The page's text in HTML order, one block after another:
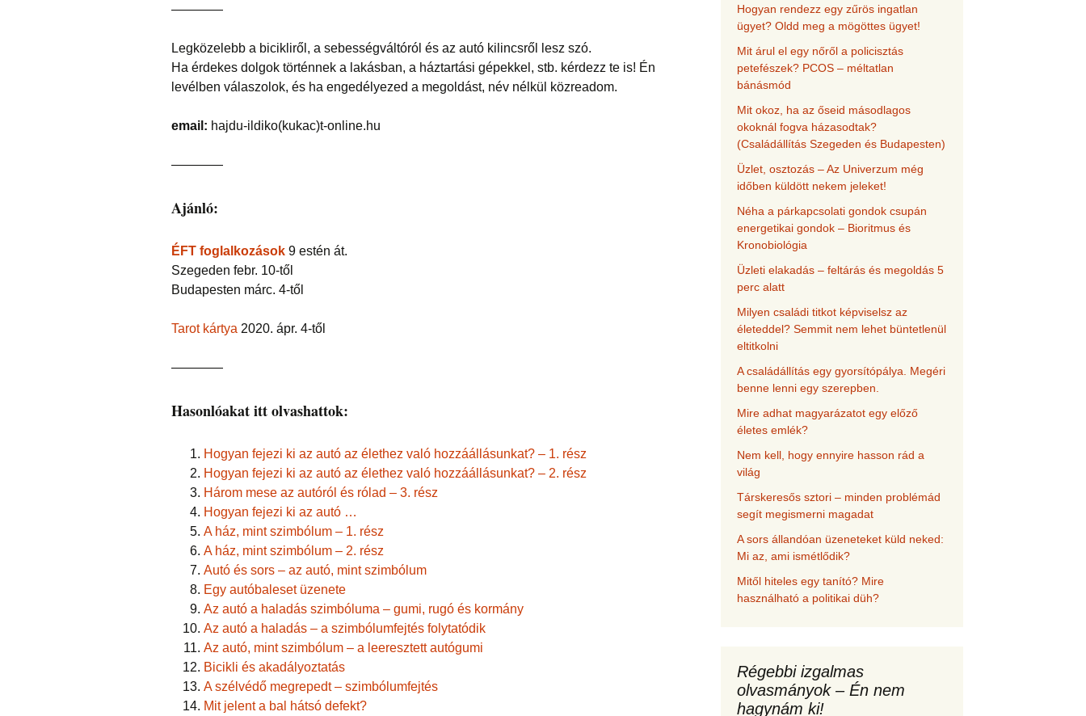
————
Legközelebb a bicikliről, a sebességváltóról és az autó kilincsről lesz szó.
Ha érdekes dolgok történnek a lakásban, a háztartási gépekkel, stb. kérdezz te is! Én
levélben válaszolok, és ha engedélyezed a megoldást, név nélkül közreadom.
email: hajdu-ildiko(kukac)t-online.hu
————
Ajánló:
ÉFT foglalkozások 9 estén át.
Szegeden febr. 10-től
Budapesten márc. 4-től
Tarot kártya 2020. ápr. 4-től
————
Hasonlóakat itt olvashattok:
Hogyan fejezi ki az autó az élethez való hozzáállásunkat? – 1. rész
Hogyan fejezi ki az autó az élethez való hozzáállásunkat? – 2. rész
Három mese az autóról és rólad – 3. rész
Hogyan fejezi ki az autó …
A ház, mint szimbólum – 1. rész
A ház, mint szimbólum – 2. rész
Autó és sors – az autó, mint szimbólum
Egy autóbaleset üzenete
Az autó a haladás szimbóluma – gumi, rugó és kormány
Az autó a haladás – a szimbólumfejtés folytatódik
Az autó, mint szimbólum – a leeresztett autógumi
Bicikli és akadályoztatás
A szélvédő megrepedt – szimbólumfejtés
Mit jelent a bal hátsó defekt?
Hogyan rendezz egy zűrös ingatlan
ügyet? Oldd meg a mögöttes ügyet!
Mit árul el egy nőről a policisztás
petefészek? PCOS – méltatlan
bánásmód
Mit okoz, ha az őseid másodlagos
okoknál fogva házasodtak?
(Családállítás Szegeden és Budapesten)
Üzlet, osztozás – Az Univerzum még
időben küldött nekem jeleket!
Néha a párkapcsolati gondok csupán
energetikai gondok – Bioritmus és
Kronobiológia
Üzleti elakadás – feltárás és megoldás 5
perc alatt
Milyen családi titkot képviselsz az
életeddel? Semmit nem lehet büntetlenül
eltitkolni
A családállítás egy gyorsítópálya. Megéri
benne lenni egy szerepben.
Mire adhat magyarázatot egy előző
életes emlék?
Nem kell, hogy ennyire hasson rád a
világ
Társkeresős sztori – minden problémád
segít megismerni magadat
A sors állandóan üzeneteket küld neked:
Mi az, ami ismétlődik?
Mitől hiteles egy tanító? Mire
használható a politikai düh?
Régebbi izgalmas
olvasmányok – Én nem
hagynám ki!